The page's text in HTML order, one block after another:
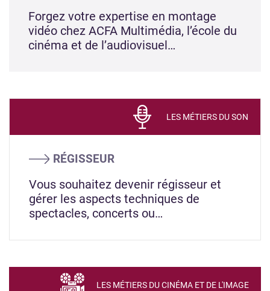
Forgez votre expertise en montage
vidéo chez ACFA Multimédia, l’école du
cinéma et de l’audiovisuel…
RÉGISSEUR
LES MÉTIERS DU SON
Vous souhaitez devenir régisseur et
gérer les aspects techniques de
spectacles, concerts ou…
LES MÉTIERS DU CINÉMA ET DE L'IMAGE